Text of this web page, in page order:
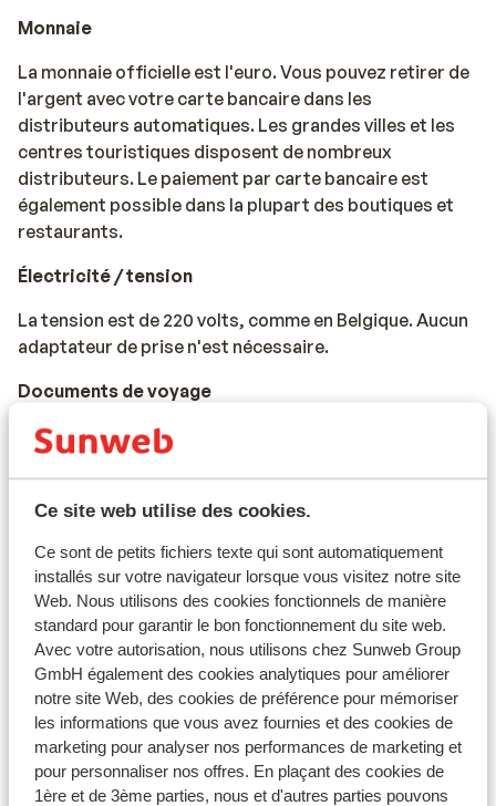
Ce site web utilise des cookies.
Ce sont de petits fichiers texte qui sont automatiquement
installés sur votre navigateur lorsque vous visitez notre site
Web. Nous utilisons des cookies fonctionnels de manière
standard pour garantir le bon fonctionnement du site web.
Avec votre autorisation, nous utilisons chez Sunweb Group
GmbH également des cookies analytiques pour améliorer
notre site Web, des cookies de préférence pour mémoriser
les informations que vous avez fournies et des cookies de
marketing pour analyser nos performances de marketing et
pour personnaliser nos offres. En plaçant des cookies de
1ère et de 3ème parties, nous et d'autres parties pouvons
Monnaie
La monnaie officielle est l'euro. Vous pouvez retirer de
l'argent avec votre carte bancaire dans les
distributeurs automatiques. Les grandes villes et les
centres touristiques disposent de nombreux
distributeurs. Le paiement par carte bancaire est
également possible dans la plupart des boutiques et
restaurants.
Électricité / tension
La tension est de 220 volts, comme en Belgique. Aucun
adaptateur de prise n'est nécessaire.
Documents de voyage
Carte d'identité belge ou passeport international
belge.
Les enfants de moins de 12 ans doivent avoir la Kids-ID.
Pour les personnes de moins de 18 ans voyageant sans
adulte, une déclaration signée des parents et/ou
tuteurs est nécessaire, celle-ci pouvant être demandée
par l'hôtel.
Les documents de voyage doivent être valides pour
toute la durée du séjour au Portugal.
Si vous n'avez pas la nationalité belge, nous vous
conseillons de contacter l'ambassade ou le consulat.